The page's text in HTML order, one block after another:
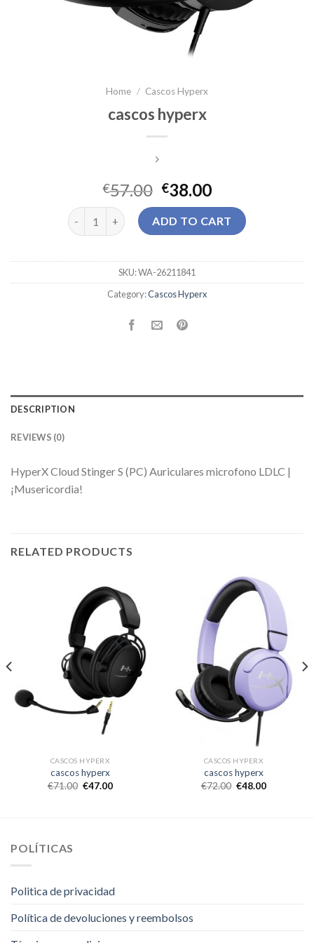
Home / Cascos Hyperx
cascos hyperx
€57.00 €38.00
cascos hyperx quantityADD TO CART
SKU:WA-26211841
Category:Cascos Hyperx
DESCRIPTION
REVIEWS (0)
HyperX Cloud Stinger S (PC) Auriculares microfono LDLC |
¡Musericordia!
RELATED PRODUCTS
CASCOS HYPERX
cascos hyperx
€71.00 €47.00
CASCOS HYPERX
cascos hyperx
€72.00 €48.00
POLÍTICAS
Politica de privacidad
Política de devoluciones y reembolsos